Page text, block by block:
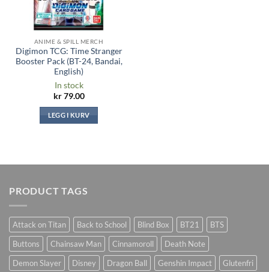
ANIME & SPILL MERCH
Digimon TCG: Time Stranger
Booster Pack (BT-24, Bandai,
English)
In stock
kr79.00
LEGG I KURV
PRODUCT TAGS
Attack on Titan Back to School Blind Box BT21
BTS
Buttons
Chainsaw Man Cinnamoroll
Death Note
Demon Slayer
Disney Dragon Ball Genshin Impact
Glutenfri